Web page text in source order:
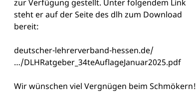
zur Verfügung gestellt. Unter folgendem Link
steht er auf der Seite des dlh zum Download
bereit:
deutscher-lehrerverband-hessen.de/
…/DLHRatgeber_34teAuflageJanuar2025.pdf
Wir wünschen viel Vergnügen beim Schmökern!